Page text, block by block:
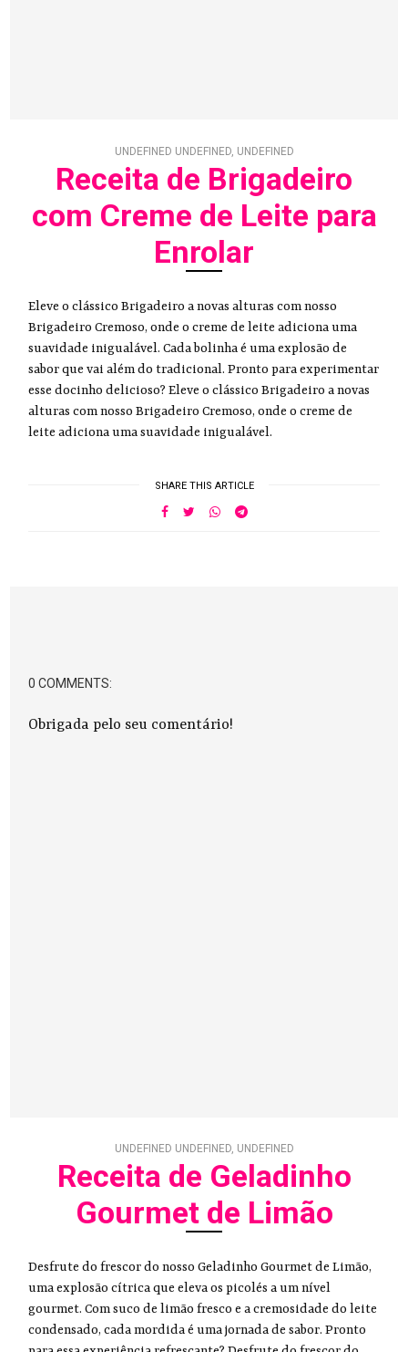
UNDEFINED UNDEFINED, UNDEFINED
Receita de Brigadeiro
com Creme de Leite para
Enrolar
Eleve o clássico Brigadeiro a novas alturas com nosso
Brigadeiro Cremoso, onde o creme de leite adiciona uma
suavidade inigualável. Cada bolinha é uma explosão de
sabor que vai além do tradicional. Pronto para experimentar
esse docinho delicioso? Eleve o clássico Brigadeiro a novas
alturas com nosso Brigadeiro Cremoso, onde o creme de
leite adiciona uma suavidade inigualável.
SHARE THIS ARTICLE
0 COMMENTS:
Obrigada pelo seu comentário!
UNDEFINED UNDEFINED, UNDEFINED
Receita de Geladinho
Gourmet de Limão
Desfrute do frescor do nosso Geladinho Gourmet de Limão,
uma explosão cítrica que eleva os picolés a um nível
gourmet. Com suco de limão fresco e a cremosidade do leite
condensado, cada mordida é uma jornada de sabor. Pronto